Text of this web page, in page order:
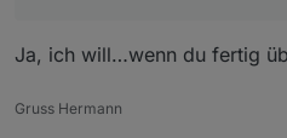
Ja, ich will…wenn du fertig
Gruss Hermann